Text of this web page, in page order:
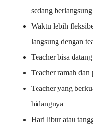
sedang berlangsung
Waktu lebih
langsung dengan
Teacher bisa
Teacher ramah dan
Teacher yang
bidangnya
Hari libur atau